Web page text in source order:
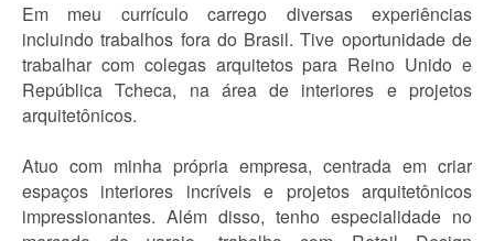
Em meu currículo carrego diversas experiências
incluindo trabalhos fora do Brasil. Tive oportunidade de
trabalhar com colegas arquitetos para Reino Unido e
República Tcheca, na área de interiores e projetos
arquitetônicos.
Atuo com minha própria empresa, centrada em criar
espaços interiores incríveis e projetos arquitetônicos
impressionantes. Além disso, tenho especialidade no